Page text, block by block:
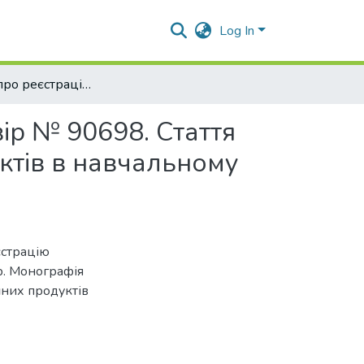
Log In
Свідоцтво про реєстрацію авторського права на твір № 90698. Стаття "Використання бухгалтерських програмних продуктів в навчальному процесі"
№ 90698. Стаття
в навчальному
Монографія
продуктів